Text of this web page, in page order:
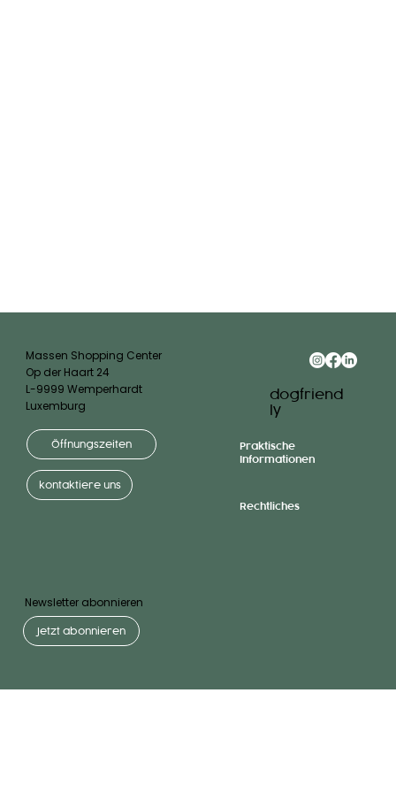
Newsletter abonnieren
Jetzt abonnieren
dogfriend
ly
Praktische
Informationen
Rechtliches
Massen Shopping Center
Op der Haart 24
L-9999 Wemperhardt
Luxemburg
Öffnungszeiten
kontaktiere uns